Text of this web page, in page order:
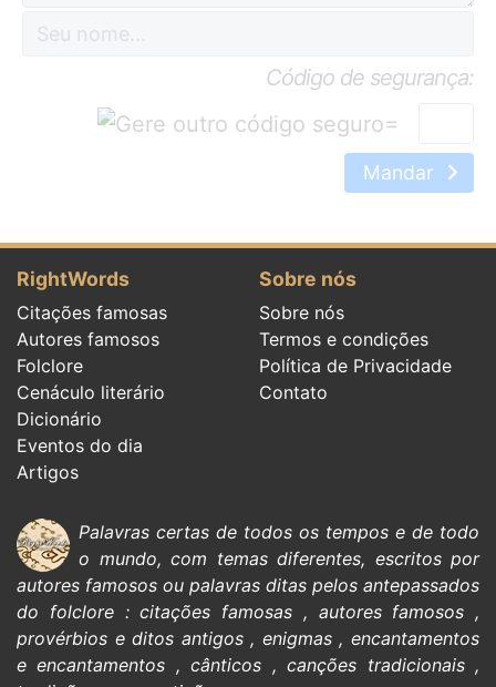
Código de segurança:
=
Mandar
RightWords
Citações famosas
Autores famosos
Folclore
Cenáculo literário
Dicionário
Eventos do dia
Artigos
Sobre nós
Sobre nós
Termos e condições
Política de Privacidade
Contato
Palavras certas de todos os tempos e de todo
o mundo, com temas diferentes, escritos por
autores famosos ou palavras ditas pelos antepassados
do folclore:citações famosas , autores famosos ,
provérbios e ditos antigos, enigmas,encantamentos
e encantamentos ,cânticos ,canções tradicionais,